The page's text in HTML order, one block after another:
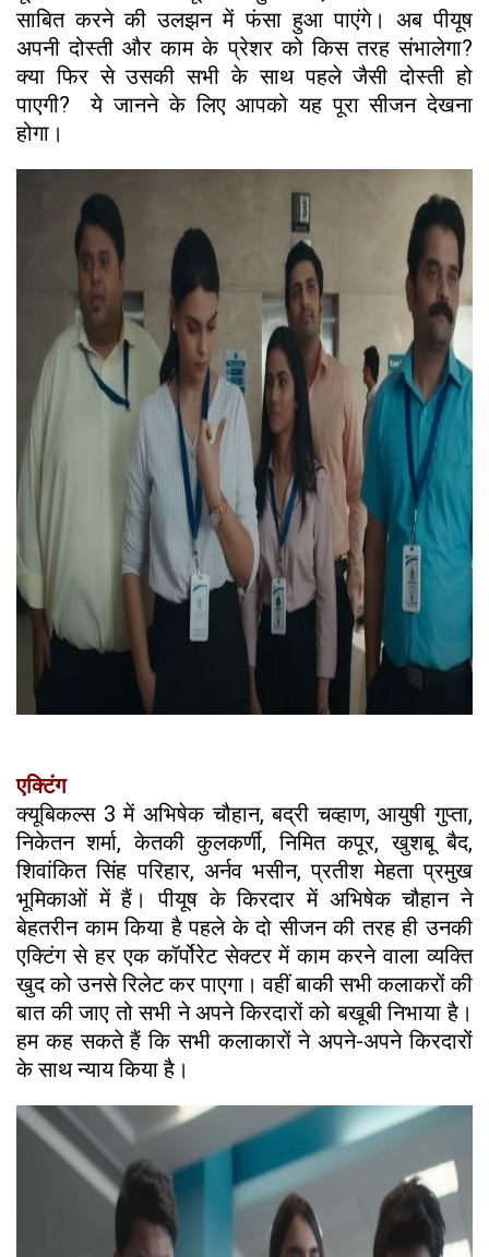
साबित करने की उलझन में फंसा हुआ पाएंगे। अब पीयूष
अपनी दोस्ती और काम के प्रेशर को किस तरह संभालेगा?
क्या फिर से उसकी सभी के साथ पहले जैसी दोस्ती हो
पाएगी? ये जानने के लिए आपको यह पूरा सीजन देखना
होगा।
एक्टिंग
क्यूबिकल्स 3 में अभिषेक चौहान, बद्री चव्हाण, आयुषी गुप्ता,
निकेतन शर्मा, केतकी कुलकर्णी, निमित कपूर, खुशबू बैद,
शिवांकित सिंह परिहार, अर्नव भसीन, प्रतीश मेहता प्रमुख
भूमिकाओं में हैं। पीयूष के किरदार में अभिषेक चौहान ने
बेहतरीन काम किया है पहले के दो सीजन की तरह ही उनकी
एक्टिंग से हर एक कॉर्पोरेट सेक्टर में काम करने वाला व्यक्ति
खुद को उनसे रिलेट कर पाएगा। वहीं बाकी सभी कलाकरों की
बात की जाए तो सभी ने अपने किरदारों को बखूबी निभाया है।
हम कह सकते हैं कि सभी कलाकारों ने अपने-अपने किरदारों
के साथ न्याय किया है।